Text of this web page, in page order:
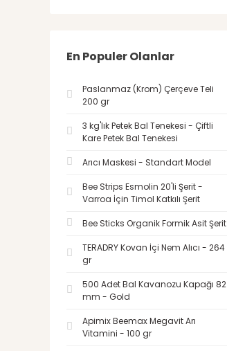
En Populer Olanlar
Paslanmaz (Krom) Çerçeve Teli
200 gr
3 kg'lık Petek Bal Tenekesi - Çiftli
Kare Petek Bal Tenekesi
Arıcı Maskesi - Standart Model
Bee Strips Esmolin 20'li Şerit -
Varroa İçin Timol Katkılı Şerit
Bee Sticks Organik Formik Asit Şerit
TERADRY Kovan İçi Nem Alıcı - 264
gr
500 Adet Bal Kavanozu Kapağı 82
mm - Gold
Apimix Beemax Megavit Arı
Vitamini - 100 gr